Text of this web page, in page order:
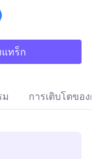
แทร็ก
ม การเติบโตของผู้